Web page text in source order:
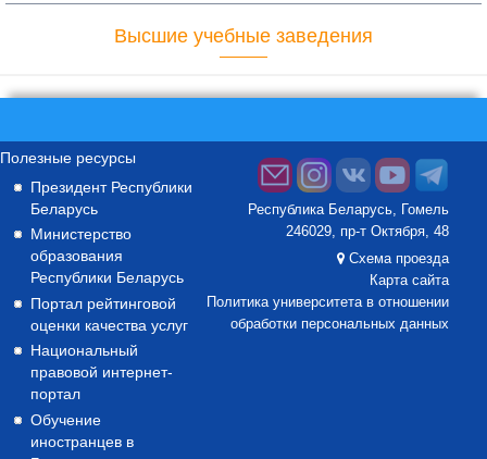
Высшие учебные заведения
Полезные ресурсы
Президент Республики
Беларусь
Министерство
образования
Республики Беларусь
Портал рейтинговой
оценки качества услуг
Национальный
правовой интернет-
портал
Обучение
иностранцев в
Республика Беларусь, Гомель
246029, пр-т Октября, 48
Схема проезда
Карта сайта
Политика университета в отношении
обработки персональных данных